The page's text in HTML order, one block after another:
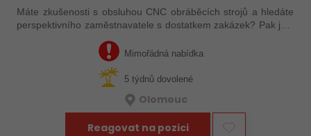
Máte zkušenosti s obsluhou CNC obráběcích strojů a hledáte
perspektivního zaměstnavatele s dostatkem zakázek? Pak jste
na správném inzerátu nabídky práce a reagujte zasláním
Mimořádná nabídka
5 týdnů dovolené
Olomouc
Reagovat na pozici